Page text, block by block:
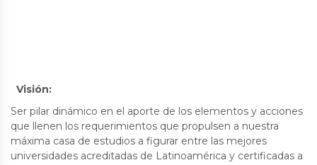
Visión:
Ser pilar dinámico en el aporte de los elementos y acciones
que llenen los requerimientos que propulsen a nuestra
máxima casa de estudios a figurar entre las mejores
universidades acreditadas de Latinoamérica y certificadas a